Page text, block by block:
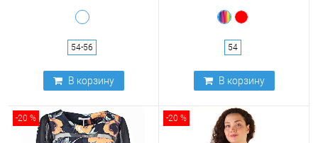
54-56
В корзину
54
В корзину
-20 % -20 %